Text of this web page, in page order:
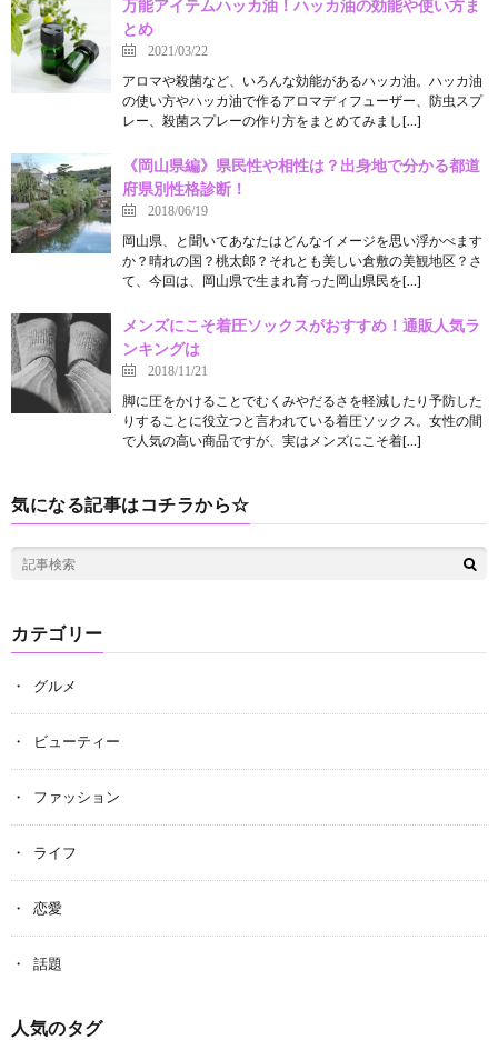
万能アイテムハッカ油！ハッカ油の効能や使い方ま
とめ
2021/03/22
アロマや殺菌など、いろんな効能があるハッカ油。ハッカ油
の使い方やハッカ油で作るアロマディフューザー、防虫スプ
レー、殺菌スプレーの作り方をまとめてみまし[…]
《岡山県編》県民性や相性は？出身地で分かる都道
府県別性格診断！
2018/06/19
岡山県、と聞いてあなたはどんなイメージを思い浮かべます
か？晴れの国？桃太郎？それとも美しい倉敷の美観地区？さ
て、今回は、岡山県で生まれ育った岡山県民を[…]
メンズにこそ着圧ソックスがおすすめ！通販人気ラ
ンキングは
2018/11/21
脚に圧をかけることでむくみやだるさを軽減したり予防した
りすることに役立つと言われている着圧ソックス。女性の間
で人気の高い商品ですが、実はメンズにこそ着[…]
気になる記事はコチラから☆
カテゴリー
グルメ
ビューティー
ファッション
ライフ
恋愛
話題
人気のタグ